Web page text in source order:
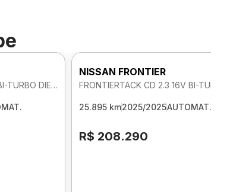
FRONTIERTACK CD 2.3 16V BI-TURBO DIE 4X4 AUTOMATICO
NISSAN FRONTIER
25.895 km2025/2025AUTOMAT.
R$ 208.290